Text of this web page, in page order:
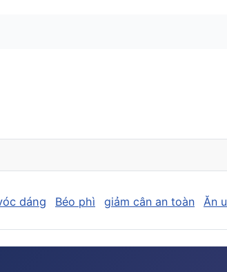
dáng Béo phì giảm cân an toàn Ăn